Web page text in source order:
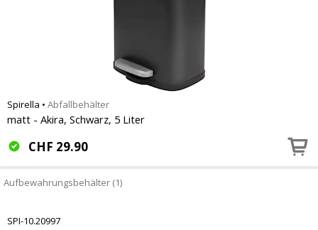
Spirella • Abfallbehälter
matt - Akira, Schwarz, 5 Liter
CHF 29.90
Aufbewahrungsbehälter (1)
SPI-10.20997